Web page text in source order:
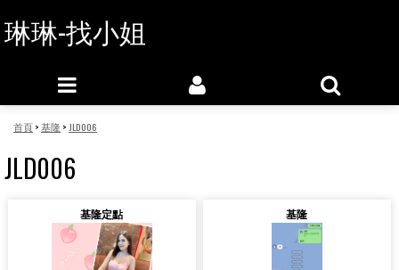
琳琳-找小姐
首頁>基隆> JLD006
JLD006
基隆定點 基隆